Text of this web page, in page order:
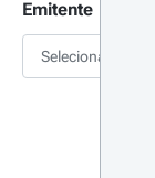
Emitente
Selecionar